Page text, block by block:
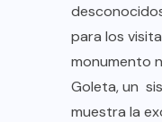
para los
monumento
Goleta, un
muestra la